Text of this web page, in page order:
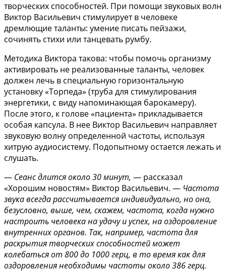
творческих способностей. При помощи звуковых волн
Виктор Васильевич стимулирует в человеке
дремлющие таланты: умение писать пейзажи,
сочинять стихи или танцевать румбу.
Методика Виктора такова: чтобы помочь организму
активировать не реализованные таланты, человек
должен лечь в специальную горизонтальную
установку «Торпеда» (труба для стимулирования
энергетики, с виду напоминающая барокамеру).
После этого, к голове «пациента» прикладывается
особая капсула. В нее Виктор Васильевич направляет
звуковую волну определенной частоты, используя
хитрую аудиосистему. Подопытному остается лежать и
слушать.
— Сеанс длится около 30 минут, — рассказал
«Хорошим новостям» Виктор Васильевич. — Частота
звука всегда рассчитывается индивидуально, но она,
безусловно, выше, чем, скажем, частота, когда нужно
настроить человека на удачу и успех, на оздоровление
внутренних органов. Так, например, частота для
раскрытия творческих способностей может
колебаться от 800 до 1000 герц, в то время как для
оздоровления необходимы частоты около 386 герц.